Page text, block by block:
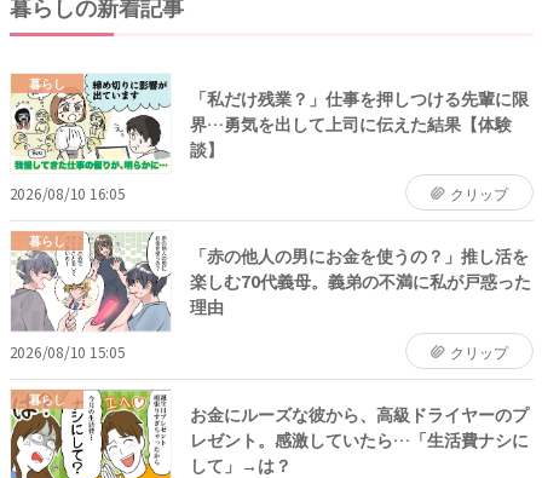
暮らしの新着記事
暮らし
「私だけ残業？」仕事を押しつける先輩に限
界…勇気を出して上司に伝えた結果【体験
談】
2026/08/10 16:05 クリップ
暮らし
「赤の他人の男にお金を使うの？」推し活を
楽しむ70代義母。義弟の不満に私が戸惑った
理由
2026/08/10 15:05 クリップ
暮らし
お金にルーズな彼から、高級ドライヤーのプ
レゼント。感激していたら…「生活費ナシに
して」→は？